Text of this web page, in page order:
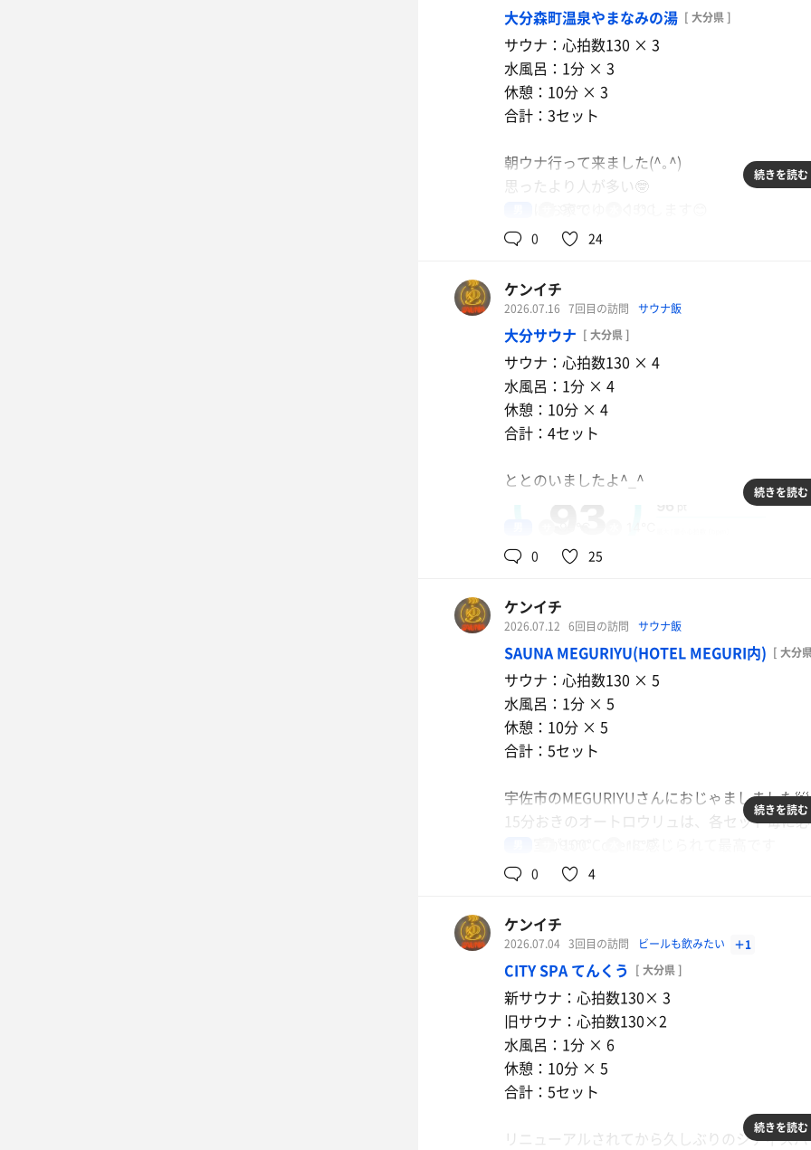
ロースとヒレの合い盛りかつ膳
イオンウォーター
大分森町温泉やまなみの湯 [ 大分県 ]
サウナ：心拍数130 × 3
水風呂：1分 × 3
休憩：10分 × 3
合計：3セット
朝ウナ行って来ました(^｡^)
思ったより人が多い🤓
モーニング ブレンド
アクエリアス
続きを読む
0 24
ケンイチ
2026.07.16 7回目の訪問 サウナ飯
大分サウナ [ 大分県 ]
サウナ：心拍数130 × 4
水風呂：1分 × 4
休憩：10分 × 4
合計：4セット
ととのいましたよ^_^
ごぼう天ぶっかけうどん冷1.5ステー
サ活後は何でも旨し😕
水
アクエリアス
続きを読む
0 25
ケンイチ
2026.07.12 6回目の訪問 サウナ飯
SAUNA MEGURIYU(HOTEL MEGURI内) [ 大分
サウナ：心拍数130 × 5
水風呂：1分 × 5
休憩：10分 × 5
合計：5セット
宇佐市のMEGURIYUさんにおじゃましました🧖
15分おきのオートロウリュは、各セット毎に
続きを読む
0 4
ケンイチ
2026.07.04 3回目の訪問 ビールも飲みたい ＋1
CITY SPA てんくう [ 大分県 ]
新サウナ：心拍数130× 3
旧サウナ：心拍数130×2
水風呂：1分 × 6
休憩：10分 × 5
合計：5セット
リニューアルされてから久しぶりのシティス
続きを読む